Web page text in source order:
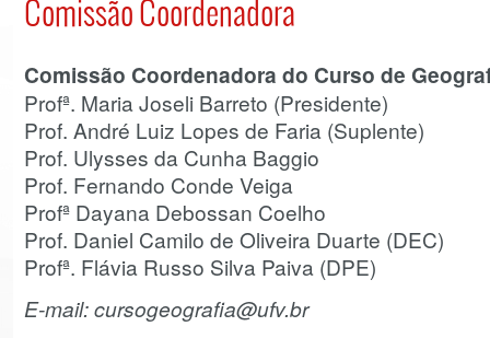
Comissão Coordenadora
Comissão Coordenadora do Curso de
Profª. Maria Joseli Barreto (Presidente)
Prof. André Luiz Lopes de Faria (Suplente)
Prof. Ulysses da Cunha Baggio
Prof. Fernando Conde Veiga
Profª Dayana Debossan Coelho
Prof. Daniel Camilo de Oliveira Duarte (DEC)
Profª. Flávia Russo Silva Paiva (DPE)
E-mail: cursogeografia@ufv.br